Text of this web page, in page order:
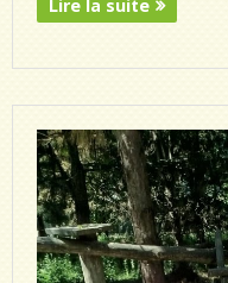
Lire la suite